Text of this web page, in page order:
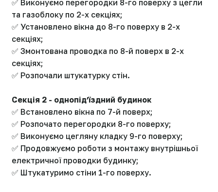
✅ Виконуємо перегородки 8-го поверху з цегли
та газоблоку по 2-х секціях;
✅ Установлено вікна до 8-го поверху в 2-х
секціях;
✅ Змонтована проводка по 8-й поверх в 2-х
секціях;
✅ Розпочали штукатурку стін.
Секція 2 - однопідʼїздний будинок
✅ Встановлено вікна по 7-й поверх;
✅ Розпочато перегородки 8-го поверху;
✅ Виконуємо цегляну кладку 9-го поверху;
✅ Продовжуємо роботи з монтажу внутрішньої
електричної проводки будинку;
✅ Штукатуримо стіни 1-го поверху.